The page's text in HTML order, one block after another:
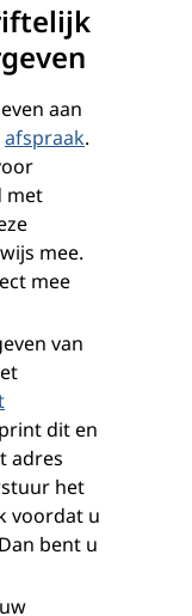
aan
afspraak.
met
mee.
mee
van
dit en
adres
het
voordat u
bent u